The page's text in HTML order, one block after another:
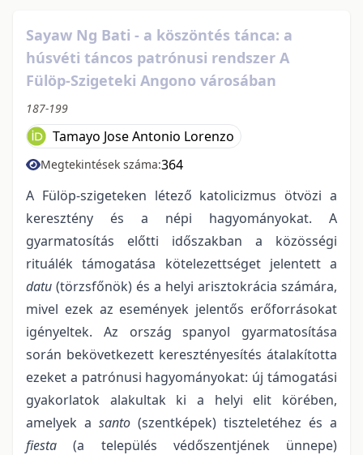
Sayaw Ng Bati - a köszöntés tánca: a
húsvéti táncos patrónusi rendszer A
Fülöp-Szigeteki Angono városában
187-199
Tamayo Jose Antonio Lorenzo
Megtekintések száma:364
A Fülöp-szigeteken létező katolicizmus ötvözi a
keresztény és a népi hagyományokat. A
gyarmatosítás előtti időszakban a közösségi
rituálék támogatása kötelezettséget jelentett a
datu (törzsfőnök) és a helyi arisztokrácia számára,
mivel ezek az események jelentős erőforrásokat
igényeltek. Az ország spanyol gyarmatosítása
során bekövetkezett keresztényesítés átalakította
ezeket a patrónusi hagyományokat: új támogatási
gyakorlatok alakultak ki a helyi elit körében,
amelyek a santo (szentképek) tiszteletéhez és a
fiesta (a település védőszentjének ünnepe)